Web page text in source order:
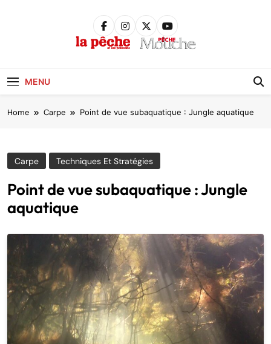
MENU
Home Carpe Point de vue subaquatique : Jungle aquatique
Carpe Techniques Et Stratégies
Point de vue subaquatique : Jungle
aquatique